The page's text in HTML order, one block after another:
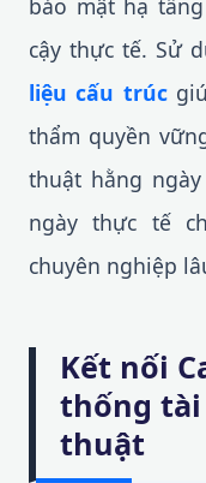
bảo mật hạ
cậy thực tế. Sử
liệu cấu trúc
thẩm quyền
thuật hằng
ngày thực tế
chuyên nghiệp
Kết nối
thống
thuật